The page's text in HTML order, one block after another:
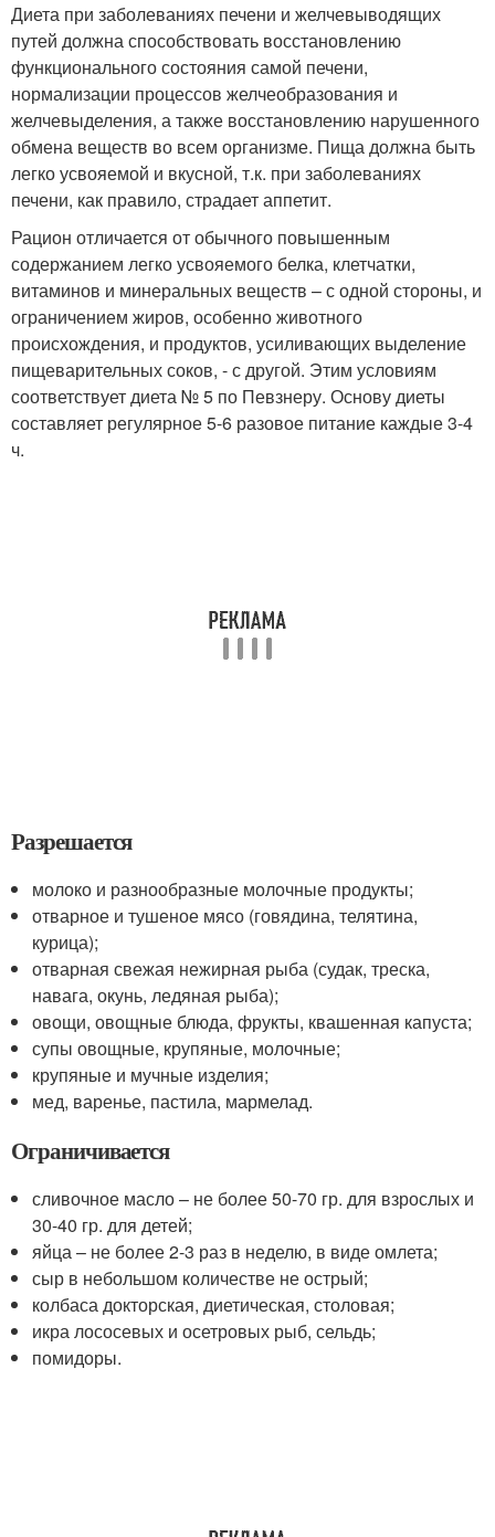
Диета при заболеваниях печени и желчевыводящих
путей должна способствовать восстановлению
функционального состояния самой печени,
нормализации процессов желчеобразования и
желчевыделения, а также восстановлению нарушенного
обмена веществ во всем организме. Пища должна быть
легко усвояемой и вкусной, т.к. при заболеваниях
печени, как правило, страдает аппетит.
Рацион отличается от обычного повышенным
содержанием легко усвояемого белка, клетчатки,
витаминов и минеральных веществ – с одной стороны, и
ограничением жиров, особенно животного
происхождения, и продуктов, усиливающих выделение
пищеварительных соков, - с другой. Этим условиям
соответствует диета № 5 по Певзнеру. Основу диеты
составляет регулярное 5-6 разовое питание каждые 3-4
ч.
Разрешается
молоко и разнообразные молочные продукты;
отварное и тушеное мясо (говядина, телятина,
курица);
отварная свежая нежирная рыба (судак, треска,
навага, окунь, ледяная рыба);
овощи, овощные блюда, фрукты, квашенная капуста;
супы овощные, крупяные, молочные;
крупяные и мучные изделия;
мед, варенье, пастила, мармелад.
Ограничивается
сливочное масло – не более 50-70 гр. для взрослых и
30-40 гр. для детей;
яйца – не более 2-3 раз в неделю, в виде омлета;
сыр в небольшом количестве не острый;
колбаса докторская, диетическая, столовая;
икра лососевых и осетровых рыб, сельдь;
помидоры.